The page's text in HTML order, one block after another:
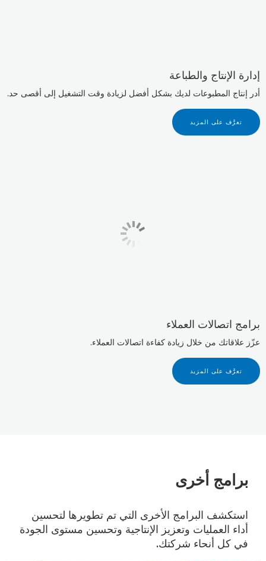
إدارة الإنتاج والطباعة
أدر إنتاج المطبوعات لديك بشكل أفضل لزيادة وقت التشغيل إلى أقصى حد.
تعرَّف على المزيد
برامج اتصالات العملاء
عزّز علاقاتك من خلال زيادة كفاءة اتصالات العملاء.
تعرَّف على المزيد
برامج أخرى
استكشف البرامج الأخرى التي تم تطويرها لتحسين
أداء العمليات وتعزيز الإنتاجية وتحسين مستوى الجودة
في كل أنحاء شركتك.